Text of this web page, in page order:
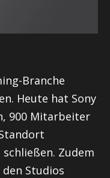
Branche
Heute hat Sony
900 Mitarbeiter
Zudem
Studios